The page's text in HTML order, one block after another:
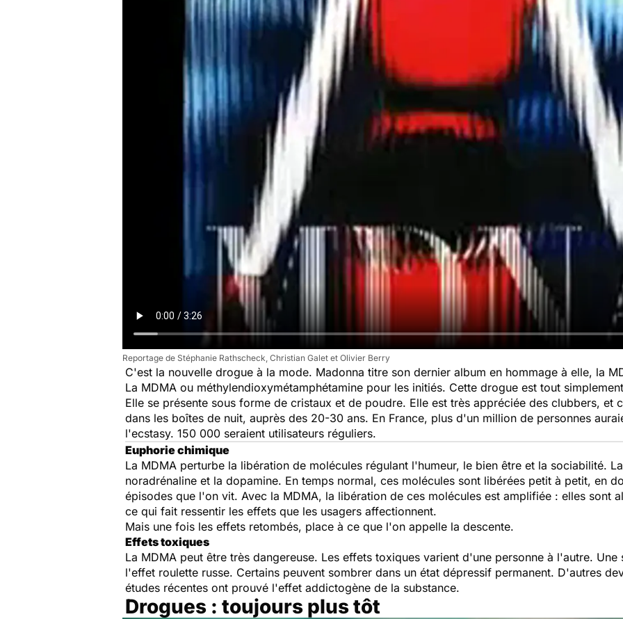
Reportage de Stéphanie Rathscheck, Christian Galet et Olivier Berry
C'est la nouvelle drogue à la mode. Madonna titre son dernier album en hommage à elle, la
La MDMA ou méthylendioxymétamphétamine pour les initiés. Cette drogue est tout
Elle se présente sous forme de cristaux et de poudre. Elle est très appréciée des clubbers, et
dans les boîtes de nuit, auprès des 20-30 ans. En France, plus d'un million de personnes
l'ecstasy. 150 000 seraient utilisateurs réguliers.
Euphorie chimique
La MDMA perturbe la libération de molécules régulant l'humeur, le bien être et la sociabilité.
noradrénaline et la dopamine. En temps normal, ces molécules sont libérées petit à petit, en
épisodes que l'on vit. Avec la MDMA, la libération de ces molécules est amplifiée : elles sont
ce qui fait ressentir les effets que les usagers affectionnent.
Mais une fois les effets retombés, place à ce que l'on appelle la descente.
Effets toxiques
La MDMA peut être très dangereuse. Les effets toxiques varient d'une personne à l'autre.
l'effet roulette russe. Certains peuvent sombrer dans un état dépressif permanent. D'autres
études récentes ont prouvé l'effet addictogène de la substance.
Drogues : toujours plus tôt